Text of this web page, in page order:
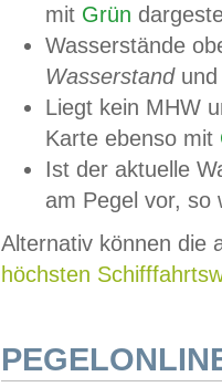
mit Grün
Wasserstände
Wasserstandund
Liegt kein MHW
Karte ebenso mit
Ist der aktuelle
am Pegel vor,
Alternativ können die
höchsten